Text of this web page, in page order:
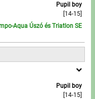
Pupil boy
[14-15]
Aqua Úszó és Triatlon SE
Pupil boy
[14-15]